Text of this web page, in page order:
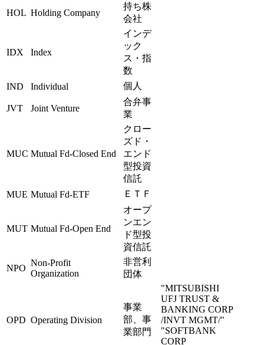
HOL Holding Company
持ち株
会社
IDX Index
インデ
ック
ス・指
数
IND
Individual 個人
JVT Joint Venture
合弁事
業
MUC Mutual Fd-Closed End
クロー
ズド・
エンド
型投資
信託
MUE Mutual Fd-ETF ＥＴＦ
MUT Mutual Fd-Open End
オープ
ンエン
ド型投
資信託
NPO
Non-Profit
Organization
非営利
団体
OPD Operating Division
事業
部、事
業部門
"MITSUBISHI
UFJ TRUST &
BANKING CORP
/INVT MGMT/"
"SOFTBANK
CORP